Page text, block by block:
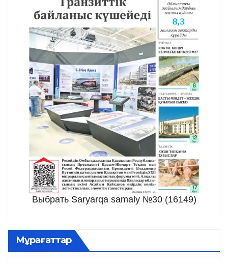
Выбрать Saryarqa samaly №30 (16149)
Мұрағаттар